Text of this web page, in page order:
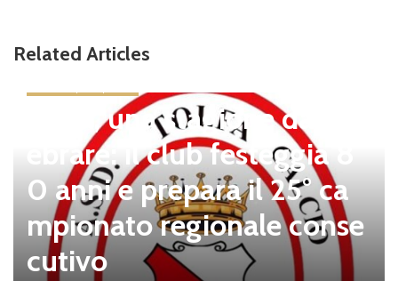
Related Articles
Tolfa, una stagione da cel
ebrare: il club festeggia 8
0 anni e prepara il 25° ca
mpionato regionale conse
cutivo